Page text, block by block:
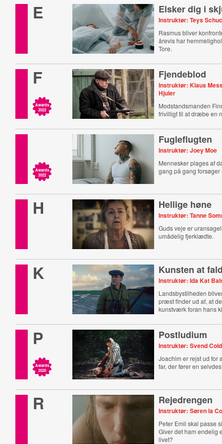
E Elsker dig i
Instruktør: Teys
Rasmus bliver
årevis har
Tore.
F
Awards
2022
Fjendeblod
Instruktør: Klaus
Hjuler
Modstandsmanden
frivilligt til at dræbe en
Awards
2022
Fugleflugten
Instruktør: Joey Moe
Mennesker plages af
gang på gang
H Hellige høne
Instruktør: Tanne
Guds veje er
umådelig fjerklædte.
K Kunsten at
Instruktør: Ida Kat
Landsbystilheden
præst finder ud af, at
kunstværk foran hans
P
Awards
2020
Postludium
Instruktør: Svend
Joachim er rejst ud for
far, der fører en
R Rejedrengen
Instruktør: Søren la
Peter Emil skal passe
Giver det ham endelig
livet?